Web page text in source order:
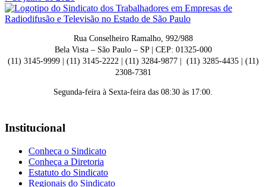
Rua Conselheiro Ramalho, 992/988
Bela Vista – São Paulo – SP | CEP: 01325-000
(11) 3145-9999 | (11) 3145-2222 | (11) 3284-9877 | (11) 3285-4435 | (11)
2308-7381
Segunda-feira à Sexta-feira das 08:30 às 17:00.
Institucional
Conheça o Sindicato
Conheça a Diretoria
Estatuto do Sindicato
Regionais do Sindicato